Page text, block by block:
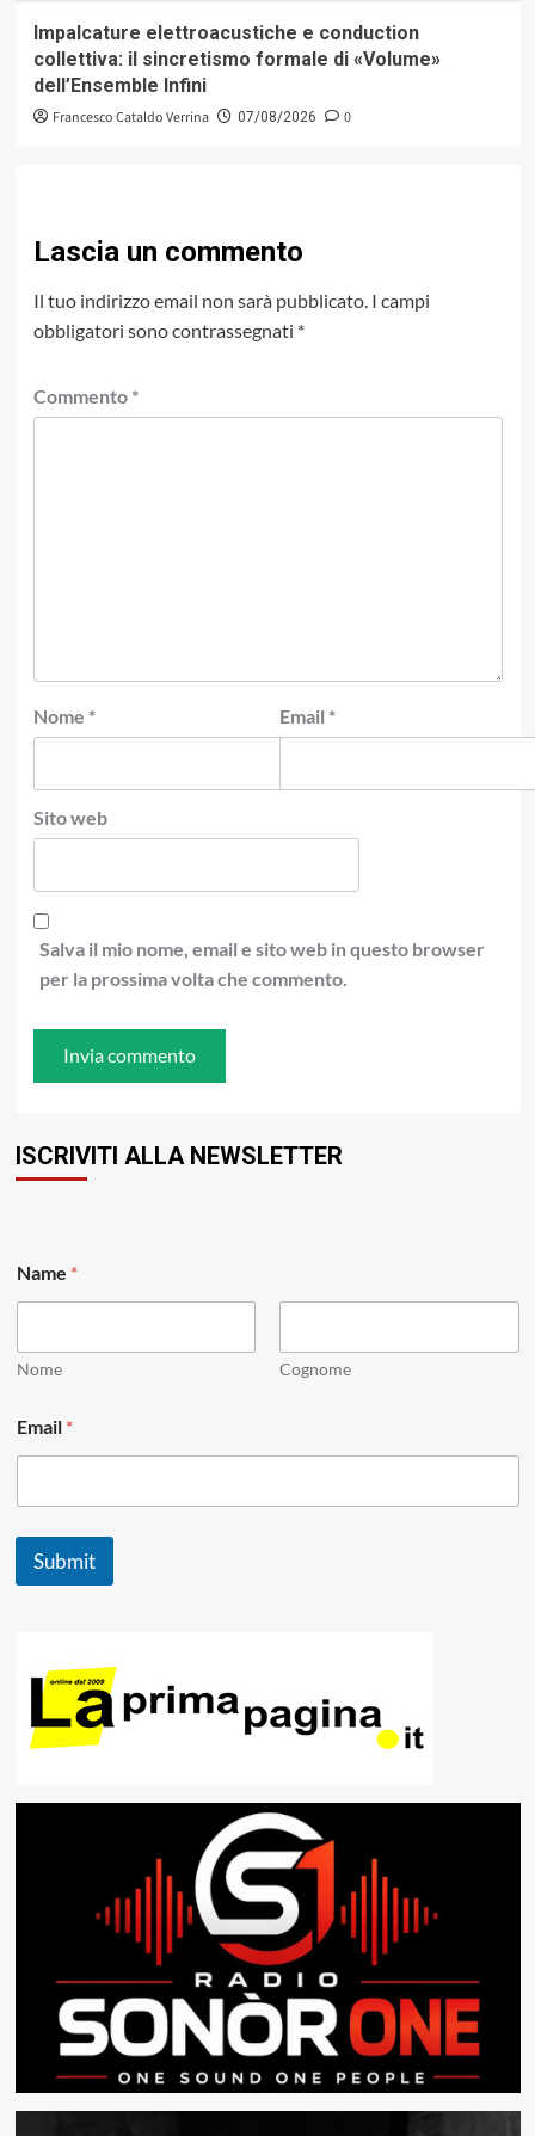
Impalcature elettroacustiche e conduction
collettiva: il sincretismo formale di «Volume»
dell’Ensemble Infini
Francesco Cataldo Verrina 07/08/2026 0
Lascia un commento
Il tuo indirizzo email non sarà pubblicato. I campi
obbligatori sono contrassegnati *
Commento *
Nome * Email *
Sito web
Salva il mio nome, email e sito web in questo browser
per la prossima volta che commento.
ISCRIVITI ALLA NEWSLETTER
*
*
Name *
Nome Cognome
Email *
Submit